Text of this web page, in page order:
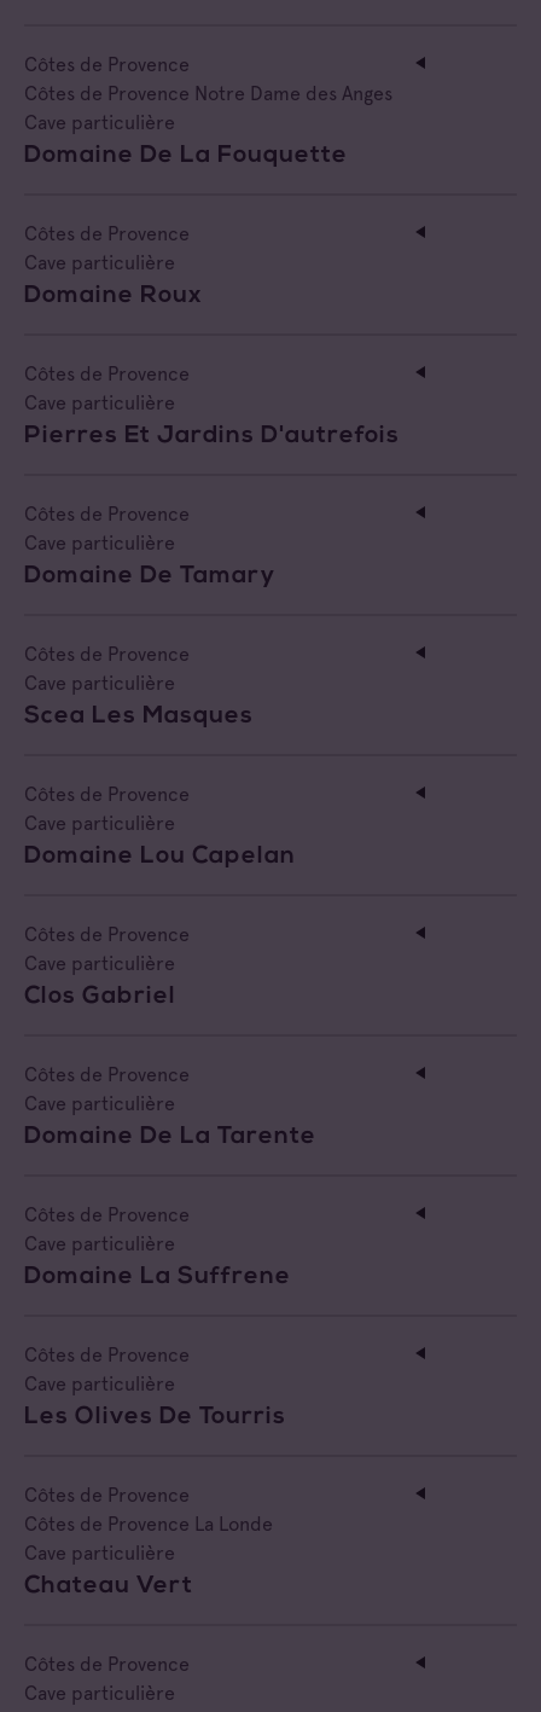
Côtes de Provence
Côtes de Provence Notre Dame des Anges
Cave particulière
Domaine De La Fouquette
Côtes de Provence
Cave particulière
Domaine Roux
Côtes de Provence
Cave particulière
Pierres Et Jardins D'autrefois
Côtes de Provence
Cave particulière
Domaine De Tamary
Côtes de Provence
Cave particulière
Scea Les Masques
Côtes de Provence
Cave particulière
Domaine Lou Capelan
Côtes de Provence
Cave particulière
Clos Gabriel
Côtes de Provence
Cave particulière
Domaine De La Tarente
Côtes de Provence
Cave particulière
Domaine La Suffrene
Côtes de Provence
Cave particulière
Les Olives De Tourris
Côtes de Provence
Côtes de Provence La Londe
Cave particulière
Chateau Vert
Côtes de Provence
Cave particulière